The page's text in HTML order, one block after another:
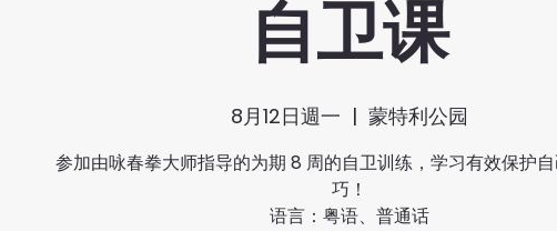
自卫课
8月12日週一
  |
蒙特利公园
参加由咏春拳大师指导的为期 8 周的自卫训练，学习有效保护
巧！
语言：粤语、普通话